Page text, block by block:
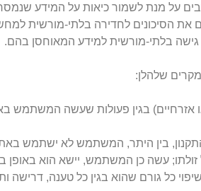
על מנת לשמור כיאות על המידע
הסיכונים לחדירה בלתי-מורשית
גישה בלתי-מורשית למידע המאוחסן בהם.
שלהלן:
אזרחיים) בגין פעולות שעשה המשתמש
בין היתר, המשתמש לא ישתמש
בשמו הטוב של זולתו; עשה כן המשתמש, יישא
כל גורם שהוא בגין כל טענה,